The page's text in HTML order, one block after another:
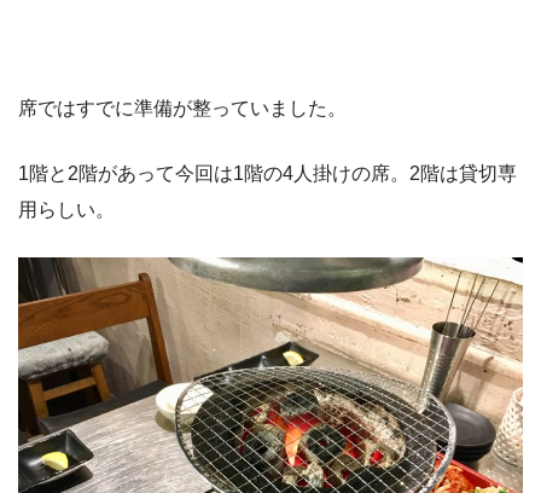
席ではすでに準備が整っていました。
1階と2階があって今回は1階の4人掛けの席。2階は貸切専
用らしい。